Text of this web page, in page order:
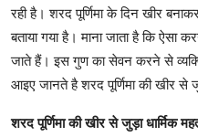
रही है। शरद पूर्णिमा के दिन खीर
बताया गया है। माना जाता है कि
जाते हैं। इस गुण का सेवन करने से
आइए जानते है शरद पूर्णिमा की खीर
शरद पूर्णिमा की खीर से जुड़ा धार्मिक